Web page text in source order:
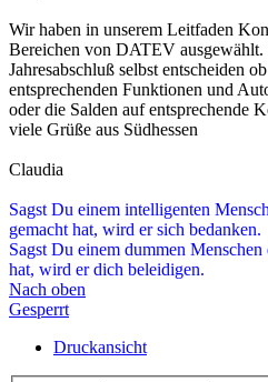
Wir haben in unserem Leitfaden
Bereichen von DATEV ausgewählt.
Jahresabschluß selbst entscheiden
entsprechenden Funktionen und
oder die Salden auf entsprechende
viele Grüße aus Südhessen
Claudia
Sagst Du einem intelligenten
gemacht hat, wird er sich bedanken.
Sagst Du einem dummen
hat, wird er dich beleidigen.
Nach oben
Gesperrt
Druckansicht